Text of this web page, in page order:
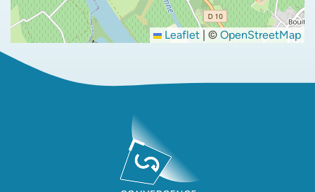
Leaflet | © OpenStreetMap